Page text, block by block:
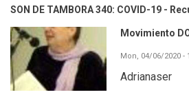
SON DE TAMBORA 340: COVID-19 -
Movimiento
Mon, 04/06/2020 -
Adrianaser